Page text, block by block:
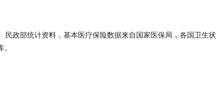
政部统计资料，基本医疗保险数据来自国家医保局，各国卫生状